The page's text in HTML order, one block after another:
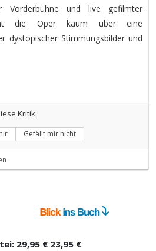
Vorderbühne und live gefilmter
die Oper kaum über eine
dystopischer Stimmungsbilder und
Kritik
Gefällt mir nicht
29,95 €23,95 €